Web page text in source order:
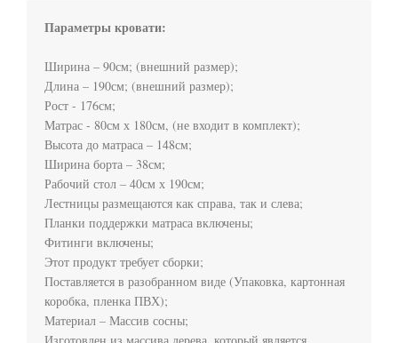
Параметры кровати:
Ширина – 90см; (внешний размер);
Длина – 190см; (внешний размер);
Рост - 176см;
Матрас - 80см х 180см, (не входит в комплект);
Высота до матраса – 148см;
Ширина борта – 38см;
Рабочий стол – 40см х 190см;
Лестницы размещаются как справа, так и слева;
Планки поддержки матраса включены;
Фитинги включены;
Этот продукт требует сборки;
Поставляется в разобранном виде (Упаковка, картонная
коробка, пленка ПВХ);
Материал – Массив сосны;